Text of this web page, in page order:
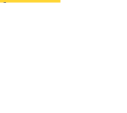
Заказать звонок